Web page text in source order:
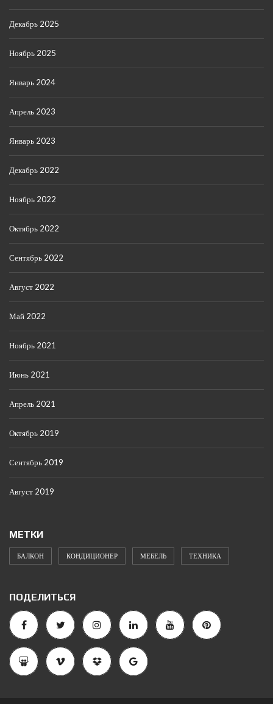
Декабрь 2025
Ноябрь 2025
Январь 2024
Апрель 2023
Январь 2023
Декабрь 2022
Ноябрь 2022
Октябрь 2022
Сентябрь 2022
Август 2022
Май 2022
Ноябрь 2021
Июнь 2021
Апрель 2021
Октябрь 2019
Сентябрь 2019
Август 2019
МЕТКИ
БАЛКОН КОНДИЦИОНЕР МЕБЕЛЬ ТЕХНИКА
ПОДЕЛИТЬСЯ